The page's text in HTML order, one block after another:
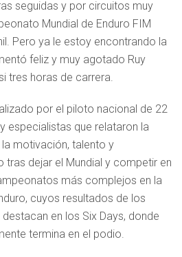
seguidas y por circuitos muy
Mundial de Enduro FIM
Pero ya le estoy encontrando la
feliz y muy agotado Ruy
tres horas de carrera.
por el piloto nacional de 22
especialistas que relataron la
motivación, talento y
tras dejar el Mundial y competir en
más complejos en la
cuyos resultados de los
en los Six Days, donde
termina en el podio.